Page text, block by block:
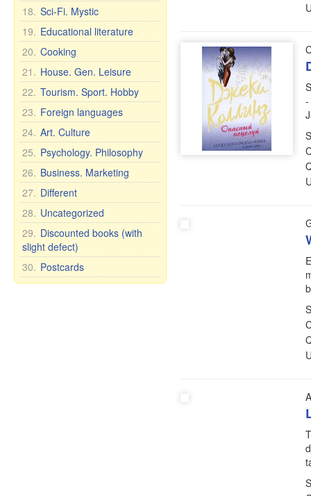
18. Sci-Fi. Mystic
19. Educational literature
20. Cooking
21. House. Gen. Leisure
22. Tourism. Sport. Hobby
23. Foreign languages
24. Art. Culture
25. Psychology. Philosophy
26. Business. Marketing
27. Different
28. Uncategorized
29. Discounted books (with
slight defect)
30. Postcards
-